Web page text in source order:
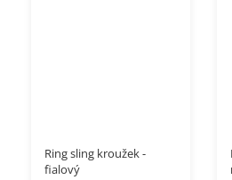
Ring sling kroužek -
fialový